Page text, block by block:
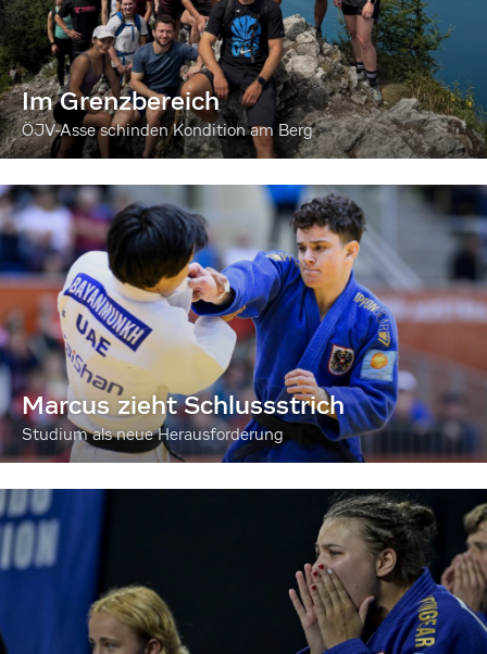
Im Grenzbereich
ÖJV-Asse schinden Kondition am Berg
Marcus zieht Schlussstrich
Studium als neue Herausforderung